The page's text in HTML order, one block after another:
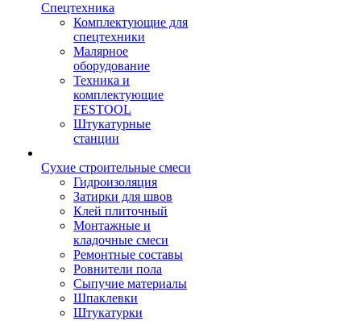
Спецтехника
Комплектующие для
спецтехники
Малярное
оборудование
Техника и
комплектующие
FESTOOL
Штукатурные
станции
Сухие строительные смеси
Гидроизоляция
Затирки для швов
Клей плиточный
Монтажные и
кладочные смеси
Ремонтные составы
Ровнители пола
Сыпучие материалы
Шпаклевки
Штукатурки